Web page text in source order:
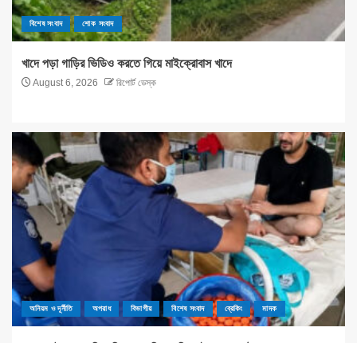
বিশেষ সংবাদ শোক সংবাদ
খাদে পড়া গাড়ির ভিডিও করতে গিয়ে মাইক্রোবাস খাদে
August 6, 2026 রিপোর্ট ডেস্ক
অনিয়ম ও দূর্নীতি অপরাধ বিভাগীয় বিশেষ সংবাদ ব্রেকিং মাদক